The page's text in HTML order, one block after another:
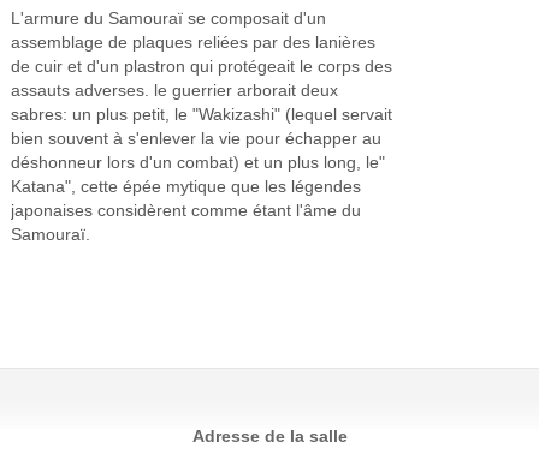
L'armure du Samouraï se composait d'un
assemblage de plaques reliées par des lanières
de cuir et d'un plastron qui protégeait le corps des
assauts adverses. le guerrier arborait deux
sabres: un plus petit, le "Wakizashi" (lequel servait
bien souvent à s'enlever la vie pour échapper au
déshonneur lors d'un combat) et un plus long, le"
Katana", cette épée mytique que les légendes
japonaises considèrent comme étant l'âme du
Samouraï.
Adresse de la salle